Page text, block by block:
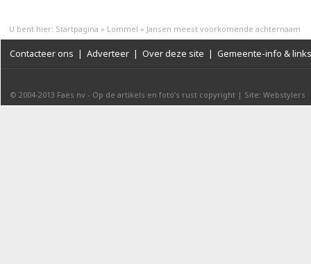
U bent hier: Startpagina » Lommel » Jansen meest voorkomende achternaam
Contacteer ons | Adverteer | Over deze site | Gemeente-info & links
© 2004-2013 Faes nv - Op de artikels en foto’s rust copyright | Site: Webstylers